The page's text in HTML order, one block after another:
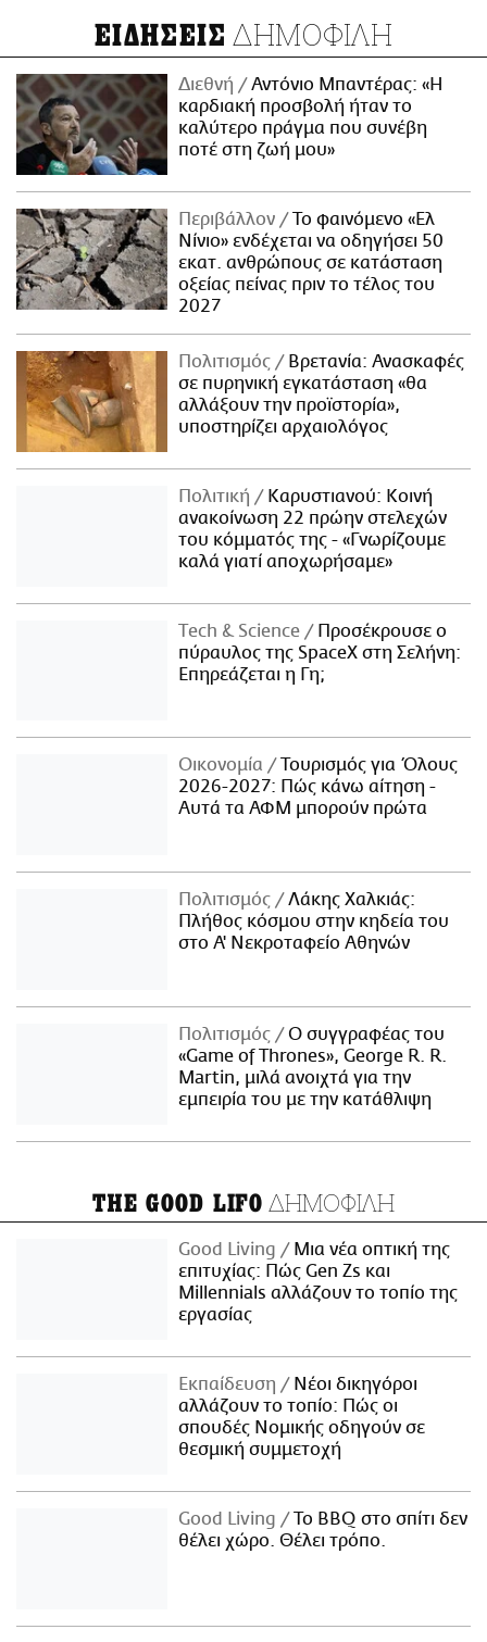
ΕΙΔΗΣΕΙΣ ΔΗΜΟΦΙΛΗ
Διεθνή
Αντόνιο Μπαντέρας: «Η
καρδιακή προσβολή ήταν το
καλύτερο πράγμα που συνέβη
ποτέ στη ζωή μου»
Περιβάλλον
Το φαινόμενο «Ελ
Νίνιο» ενδέχεται να οδηγήσει 50
εκατ. ανθρώπους σε κατάσταση
οξείας πείνας πριν το τέλος του
2027
Πολιτισμός
Βρετανία: Ανασκαφές
σε πυρηνική εγκατάσταση «θα
αλλάξουν την προϊστορία»,
υποστηρίζει αρχαιολόγος
Πολιτική
Καρυστιανού: Κοινή
ανακοίνωση 22 πρώην στελεχών
του κόμματός της - «Γνωρίζουμε
καλά γιατί αποχωρήσαμε»
Τech & Science
Προσέκρουσε ο
πύραυλος της SpaceX στη Σελήνη:
Επηρεάζεται η Γη;
Οικονομία
Τουρισμός για Όλους
2026-2027: Πώς κάνω αίτηση -
Αυτά τα ΑΦΜ μπορούν πρώτα
Πολιτισμός
Λάκης Χαλκιάς:
Πλήθος κόσμου στην κηδεία του
στο Α' Νεκροταφείο Αθηνών
Πολιτισμός
Ο συγγραφέας του
«Game of Thrones», George R. R.
Martin, μιλά ανοιχτά για την
εμπειρία του με την κατάθλιψη
THE GOOD LIFO ΔΗΜΟΦΙΛΗ
Good Living
Μια νέα οπτική της
επιτυχίας: Πώς Gen Zs και
Millennials αλλάζουν το τοπίο της
εργασίας
Εκπαίδευση
Νέοι δικηγόροι
αλλάζουν το τοπίο: Πώς οι
σπουδές Νομικής οδηγούν σε
θεσμική συμμετοχή
Good Living
Το BBQ στο σπίτι δεν
θέλει χώρο. Θέλει τρόπο.